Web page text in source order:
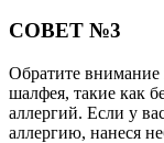
СОВЕТ №3
Обратите
шалфея, такие как
аллергий. Если у
аллергию, нанеся